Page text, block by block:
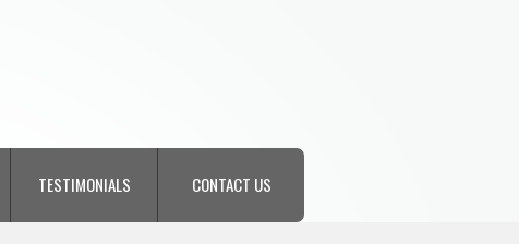
TESTIMONIALS CONTACT US